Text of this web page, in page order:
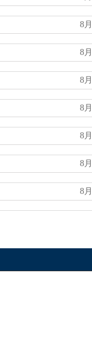
8
8
8
8
8
8
8